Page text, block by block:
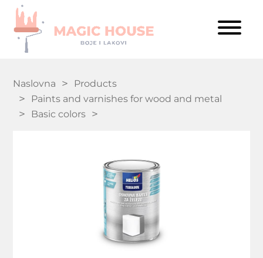
Naslovna
Products
Paints and varnishes for wood and metal
Basic colors